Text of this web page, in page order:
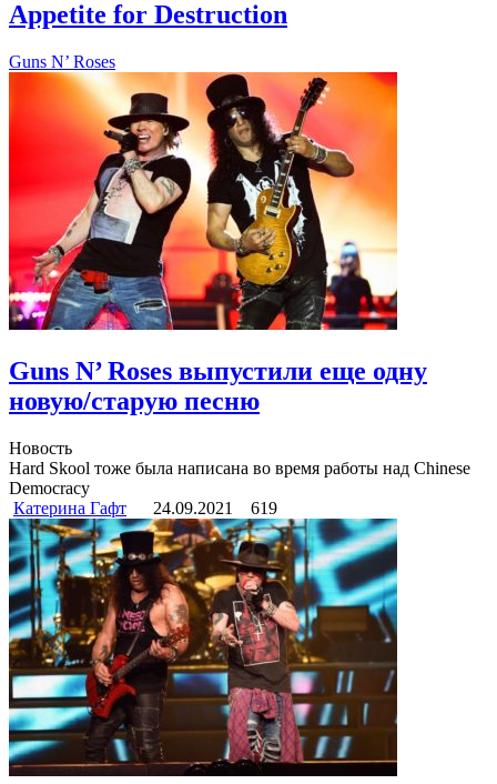
Appetite for Destruction
Guns N’ Roses
Guns N’ Roses выпустили еще одну
новую/старую песню
Новость
Hard Skool тоже была написана во время работы над Chinese
Democracy
Катерина Гафт
24.09.2021 619